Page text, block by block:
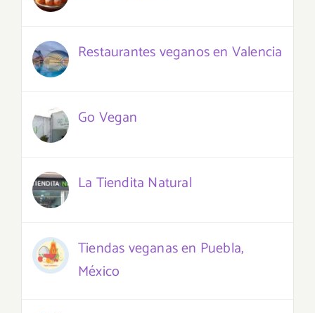
Restaurantes veganos en Valencia
Go Vegan
La Tiendita Natural
Tiendas veganas en Puebla,
México